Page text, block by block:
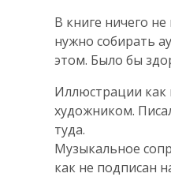
В книге ничего
нужно собирать
этом. Было бы
Иллюстрации как
художником.
туда.
Музыкальное
как не подписан